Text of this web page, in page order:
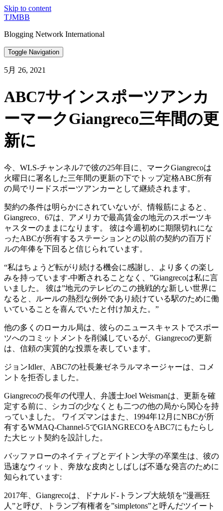
Skip to content
TJMBB
Blogging Network International
Toggle Navigation
5月 26, 2021
ABC7サインスポーツアンカ
ーマークGiangreco三年間の更
新に
今、WLS-チャンネル7で彼の25年目に、マークGiangrecoは
火曜日に署名した三年間の更新の下でトップ定格ABC所有
の局でリードスポーツアンカーとして継続されます。
契約の条件は明らかにされていないが、情報筋によると、
Giangreco、67は、アメリカで最高賃金の地元のスポーツキ
ャスターのままになります。 彼は今週初めに期限切れにな
ったABCが所有するステーションとの以前の契約の百万ド
ルの年俸を下回ると信じられています。
“私はちょうど転がり続ける機会に感謝し、より多くの楽し
みを持っています-中断されることなく、”Giangrecoは私に言
いました。 彼は”地元のテレビのこの挑戦的な新しい世界に
なると、ルールの熱烈な例外であり続けている駅のために働
いていることを喜んでいたと付け加えた。”
他の多くのローカル局は、彼らのニュースキャストでスポー
ツへのコミットメントを削減しているが、Giangrecoの更新
は、信頼の実質的な投票を表しています。
ジョンIdler、ABC7の社長兼ゼネラルマネージャーは、コメ
ントを拒否しました。
Giangrecoの長年の代理人、弁護士Joel Weismanは、更新を確
定する前に、シカゴの少なくとも二つの他の局から関心を持
っていました。 ワイズマンはまた、1994年12月にNBCが所
有するWMAQ-Channel-5でGIANGRECOをABC7にもたらし
た大ヒット契約を設計した。
バッファローのネイティブとデイトン大学の卒業生は、彼の
迅速なウィット、奔放な皮肉としばしば不遜な発言のために
知られています:
2017年、Giangrecoは、ドナルド-トランプ大統領を”漫画狂
人”と呼び、トランプ有権者を”simpletons”と呼んだツイート